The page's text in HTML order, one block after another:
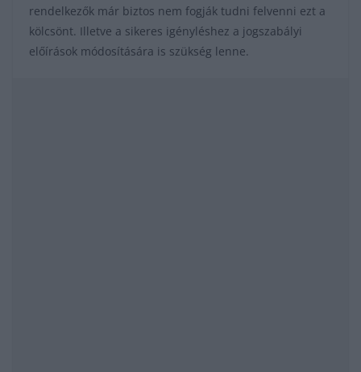
rendelkezők már biztos nem fogják tudni felvenni ezt a
kölcsönt. Illetve a sikeres igényléshez a jogszabályi
előírások módosítására is szükség lenne.